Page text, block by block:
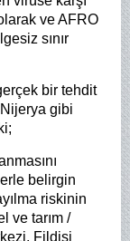
ve AFRO
sınır
bir tehdit
gibi
belirgin
riskinin
ve tarım /
Fildişi